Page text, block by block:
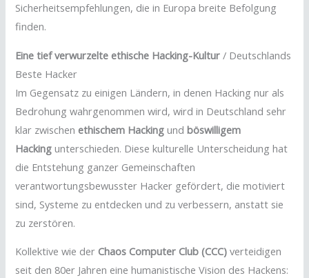
Sicherheitsempfehlungen, die in Europa breite Befolgung
finden.
Eine tief verwurzelte ethische Hacking-Kultur / Deutschlands
Beste Hacker
Im Gegensatz zu einigen Ländern, in denen Hacking nur als
Bedrohung wahrgenommen wird, wird in Deutschland sehr
klar zwischen ethischem Hacking undböswilligem
Hacking unterschieden. Diese kulturelle Unterscheidung hat
die Entstehung ganzer Gemeinschaften
verantwortungsbewusster Hacker gefördert, die motiviert
sind, Systeme zu entdecken und zu verbessern, anstatt sie
zu zerstören.
Kollektive wie der Chaos Computer Club (CCC) verteidigen
seit den 80er Jahren eine humanistische Vision des Hackens: